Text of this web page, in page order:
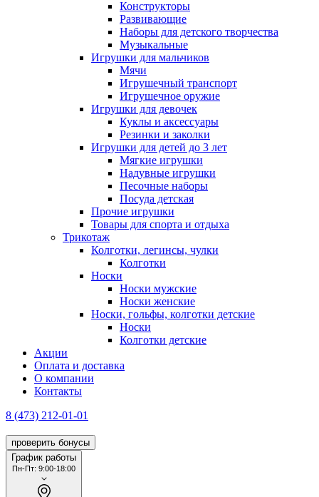
Конструкторы
Развивающие
Наборы для детского творчества
Музыкальные
Игрушки для мальчиков
Мячи
Игрушечный транспорт
Игрушечное оружие
Игрушки для девочек
Куклы и аксессуары
Резинки и заколки
Игрушки для детей до 3 лет
Мягкие игрушки
Надувные игрушки
Песочные наборы
Посуда детская
Прочие игрушки
Товары для спорта и отдыха
Трикотаж
Колготки, легинсы, чулки
Колготки
Носки
Носки мужские
Носки женские
Носки, гольфы, колготки детские
Носки
Колготки детские
Акции
Оплата и доставка
О компании
Контакты
8 (473) 212-01-01
проверить бонусы
График работы
Пн-Пт: 9:00-18:00